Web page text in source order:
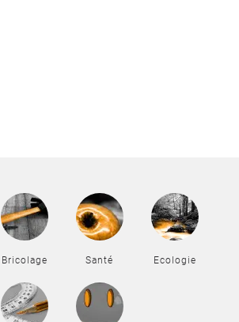
Bricolage Santé Ecologie